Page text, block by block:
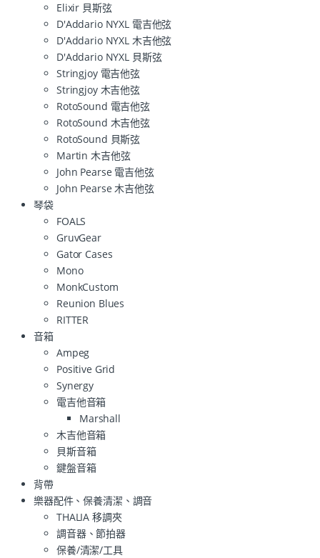
Elixir 貝斯弦
D'Addario NYXL 電吉他弦
D'Addario NYXL 木吉他弦
D'Addario NYXL 貝斯弦
Stringjoy 電吉他弦
Stringjoy 木吉他弦
RotoSound 電吉他弦
RotoSound 木吉他弦
RotoSound 貝斯弦
Martin 木吉他弦
John Pearse 電吉他弦
John Pearse 木吉他弦
琴袋
FOALS
GruvGear
Gator Cases
Mono
MonkCustom
Reunion Blues
RITTER
音箱
Ampeg
Positive Grid
Synergy
電吉他音箱
Marshall
木吉他音箱
貝斯音箱
鍵盤音箱
背帶
樂器配件、保養清潔、調音
THALIA 移調夾
調音器、節拍器
保養/清潔/工具